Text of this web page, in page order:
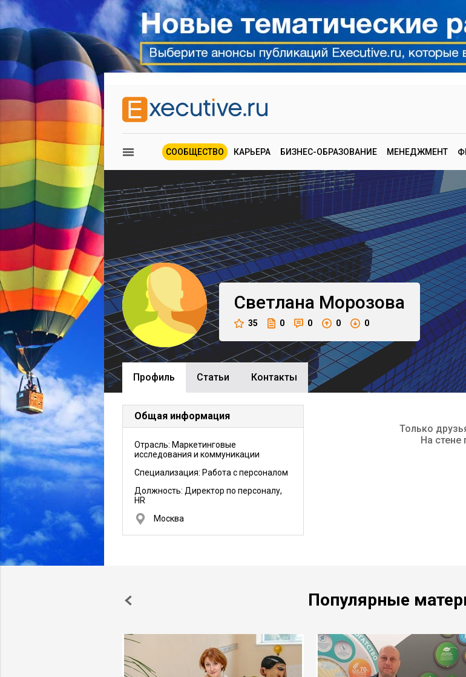
СООБЩЕСТВО КАРЬЕРА БИЗНЕС-ОБРАЗОВАНИЕ МЕНЕДЖМЕНТ
Светлана Морозова
35 0 0 0 0
Профиль Cтатьи Контакты
Общая информация
Отрасль: Маркетинговые
исследования и коммуникации
Специализация: Работа с персоналом
Должность: Директор по персоналу,
HR
Москва
Только
На стене
Популярные